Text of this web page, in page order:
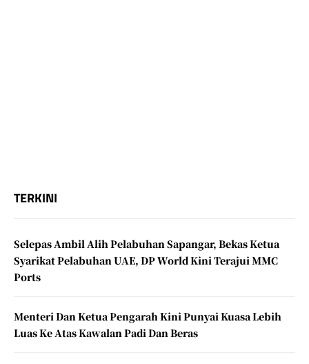
TERKINI
Selepas Ambil Alih Pelabuhan Sapangar, Bekas Ketua
Syarikat Pelabuhan UAE, DP World Kini Terajui MMC
Ports
Menteri Dan Ketua Pengarah Kini Punyai Kuasa Lebih
Luas Ke Atas Kawalan Padi Dan Beras